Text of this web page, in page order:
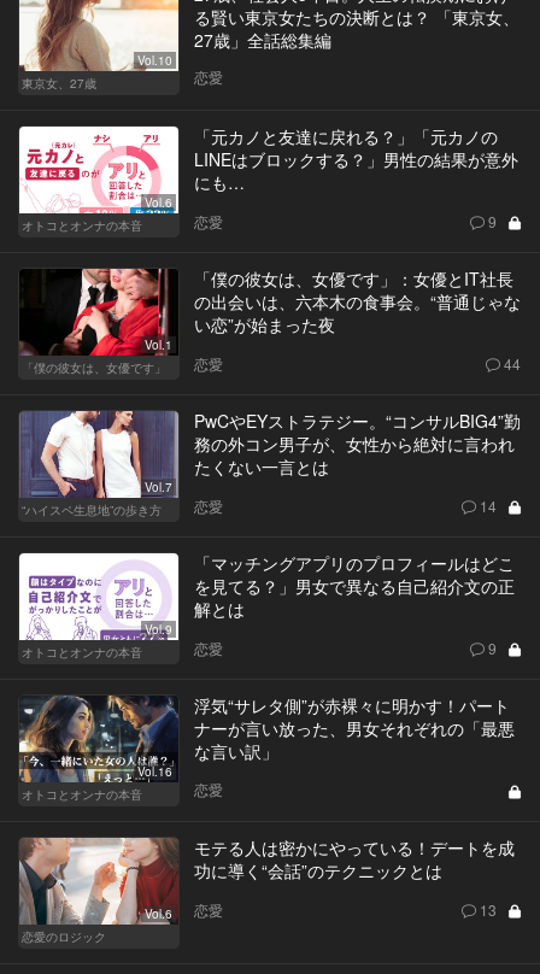
Vol.10
東京女、27歳
る賢い東京女たちの決断とは？ 「東京女、
27歳」全話総集編
恋愛
Vol.6
オトコとオンナの本音
「元カノと友達に戻れる？」「元カノの
LINEはブロックする？」男性の結果が意外
にも…
恋愛 9
Vol.1
「僕の彼女は、女優です」
「僕の彼女は、女優です」：女優とIT社長
の出会いは、六本木の食事会。“普通じゃな
い恋”が始まった夜
恋愛 44
Vol.7
“ハイスペ生息地”の歩き方
PwCやEYストラテジー。“コンサルBIG4”勤
務の外コン男子が、女性から絶対に言われ
たくない一言とは
恋愛 14
Vol.9
オトコとオンナの本音
「マッチングアプリのプロフィールはどこ
を見てる？」男女で異なる自己紹介文の正
解とは
恋愛 9
Vol.16
オトコとオンナの本音
浮気“サレタ側”が赤裸々に明かす！パート
ナーが言い放った、男女それぞれの「最悪
な言い訳」
恋愛
Vol.6
恋愛のロジック
モテる人は密かにやっている！デートを成
功に導く“会話”のテクニックとは
恋愛 13